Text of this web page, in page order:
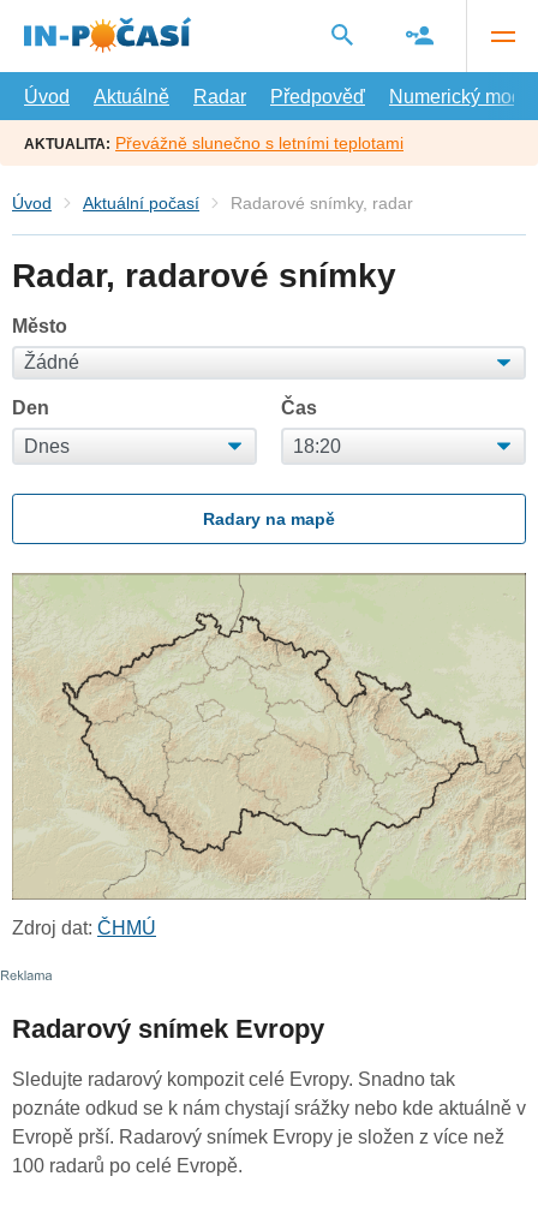
hlavní
Úvod
Aktuálně Radar Předpověď Numerický model
AKTUALITA: Převážně slunečno s letními teplotami
Úvod Aktuální počasí Radarové snímky, radar
Radar, radarové snímky
Město
Den Čas
Radary na mapě
Zdroj dat: ČHMÚ
Radarový snímek Evropy
Sledujte radarový kompozit celé Evropy. Snadno tak
poznáte odkud se k nám chystají srážky nebo kde aktuálně v
Evropě prší. Radarový snímek Evropy je složen z více než
100 radarů po celé Evropě.